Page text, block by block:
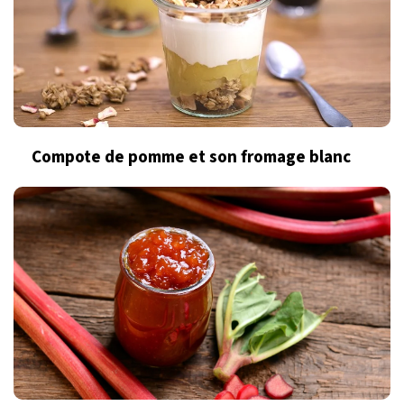
Compote de pomme et son fromage blanc